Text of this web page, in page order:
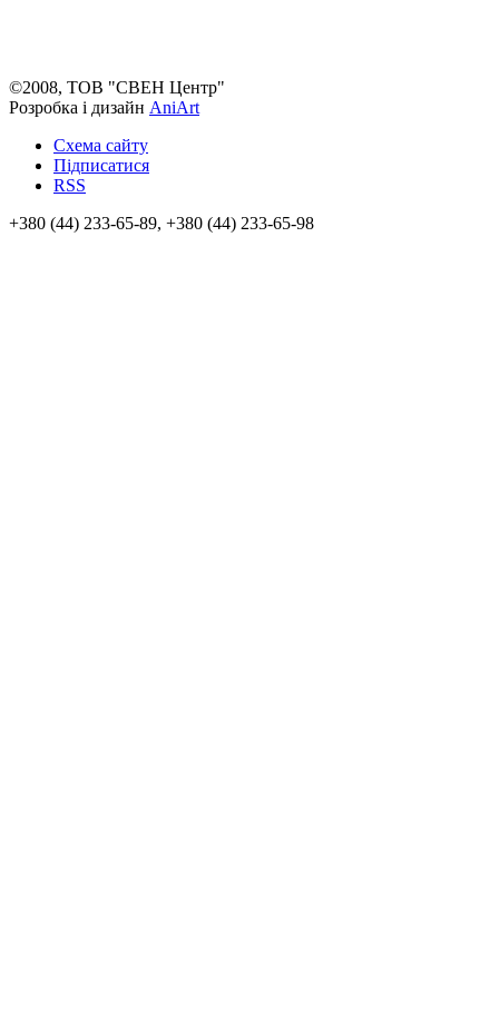
©2008, ТОВ "СВЕН Центр"
Розробка і дизайн AniArt
Схема сайту
Підписатися
RSS
+380 (44) 233-65-89, +380 (44) 233-65-98